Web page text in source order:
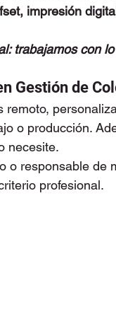
impresión
trabajamos con
Gestión de
remoto,
o producción.
necesite.
o responsable de
profesional.